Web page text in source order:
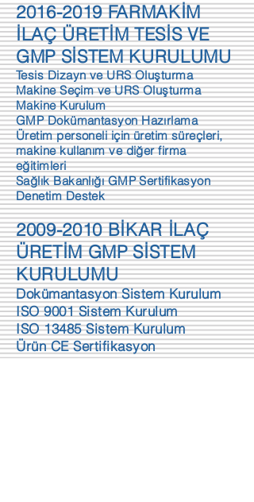
2016-2019FARMAKİM
İLAÇ ÜRETİM TESİS VE
GMP SİSTEM KURULUMU
Tesis Dizayn ve URS Oluşturma
Makine Seçim ve URS Oluşturma
Makine Kurulum
GMP Dokümantasyon Hazırlama
Üretim personeli için üretim süreçleri,
makine kullanım ve diğer firma
eğitimleri
Sağlık Bakanlığı GMP Sertifikasyon
Denetim Destek
2009-2010BİKAR İLAÇ
ÜRETİM GMP SİSTEM
KURULUMU
Dokümantasyon Sistem Kurulum
ISO 9001 Sistem Kurulum
ISO 13485 Sistem Kurulum
Ürün CE Sertifikasyon
Tüm personel üretim ve diğer